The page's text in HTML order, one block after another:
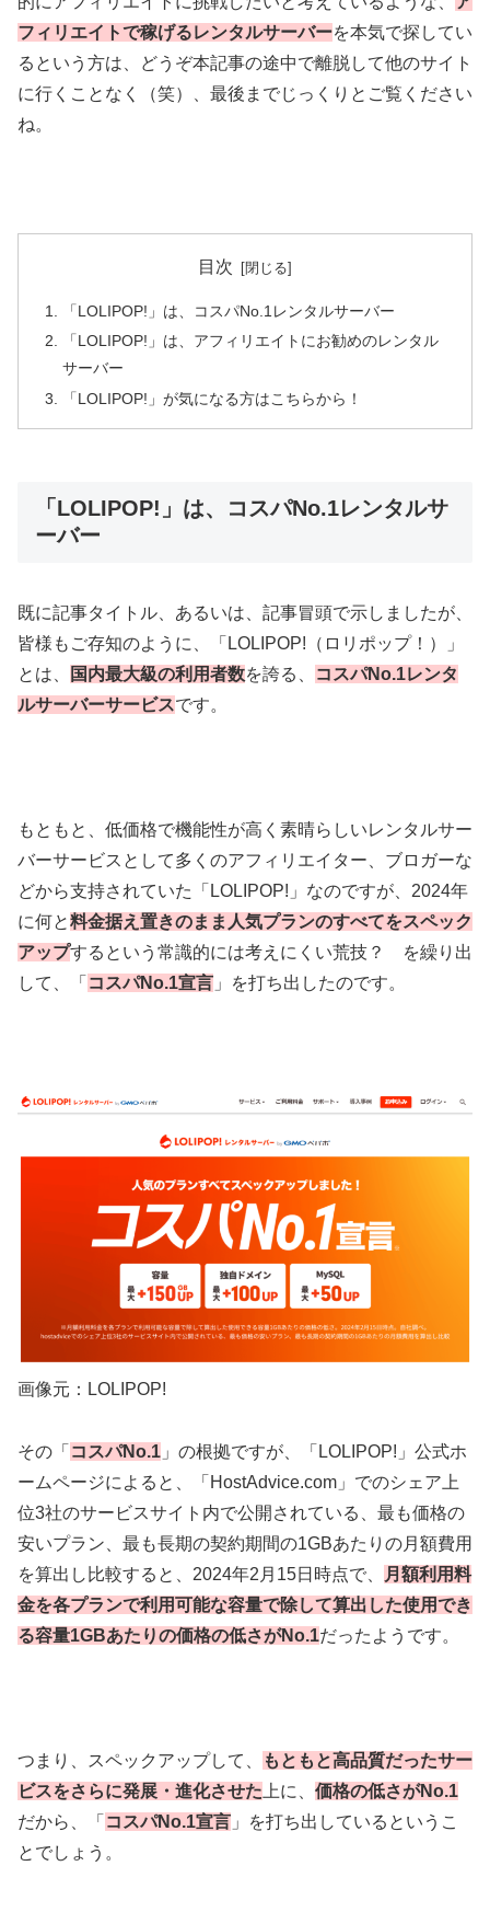
フィリエイトで稼げるレンタルサーバーを本気で探してい
るという方は、どうぞ本記事の途中で離脱して他のサイト
に行くことなく（笑）、最後までじっくりとご覧ください
ね。
目次
「LOLIPOP!」は、コスパNo.1レンタルサーバー
「LOLIPOP!」は、アフィリエイトにお勧めのレンタル
サーバー
「LOLIPOP!」が気になる方はこちらから！
「LOLIPOP!」は、コスパNo.1レンタルサ
ーバー
既に記事タイトル、あるいは、記事冒頭で示しましたが、
皆様もご存知のように、「LOLIPOP!（ロリポップ！）」
とは、
国内最大級の利用者数を誇る、
コスパNo.1レンタ
ルサーバーサービスです。
もともと、低価格で機能性が高く素晴らしいレンタルサー
バーサービスとして多くのアフィリエイター、ブロガーな
どから支持されていた「LOLIPOP!」なのですが、2024年
に何と料金据え置きのまま 人気プランのすべてをスペック
アップするという常識的には考えにくい荒技？ を繰り出
して、「 コスパNo.1宣言 」を打ち出したのです。
画像元：LOLIPOP!
その「 コスパNo.1 」の根拠ですが、「LOLIPOP!」公式ホ
ームページによると、「HostAdvice.com」でのシェア上
位3社のサービスサイト内で公開されている、最も価格の
安いプラン、最も長期の契約期間の1GBあたりの月額費用
を算出し比較すると、2024年2月15日時点で、
月額利用料
金を各プランで利用可能な容量で除して算出した使用でき
る容量1GBあたりの価格の低さがNo.1だったようです。
つまり、スペックアップして、
もともと高品質だったサー
ビスをさらに発展・進化させた 上に、 価格の低さがNo.1
だから、「 コスパNo.1宣言 」を打ち出しているというこ
とでしょう。